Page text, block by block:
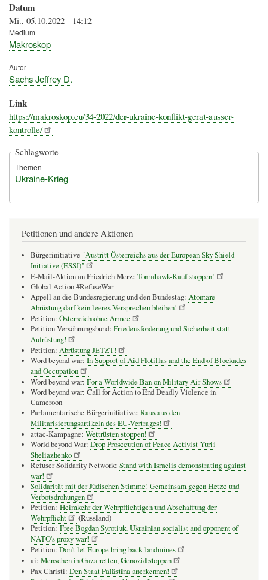
Datum
Mi., 05.10.2022 - 14:12
Medium
Makroskop
Autor
Sachs Jeffrey D.
Link
https://makroskop.eu/34-2022/der-ukraine-konflikt-gerat-ausser-
kontrolle/
Schlagworte
Themen
Ukraine-Krieg
Petitionen und andere Aktionen
Bürgerinitiative "Austritt Österreichs aus der European Sky Shield
Initiative (ESSI)"
E-Mail-Aktion an Friedrich Merz: Tomahawk-Kauf stoppen!
Global Action #RefuseWar
Appell an die Bundesregierung und den Bundestag: Atomare
Abrüstung darf kein leeres Versprechen bleiben!
Petition: Österreich ohne Armee
Petition Versöhnungsbund: Friedensförderung und Sicherheit statt
Aufrüstung!
Petition: Abrüstung JETZT!
Word beyond war: In Support of Aid Flotillas and the End of Blockades
and Occupation
Word beyond war: For a Worldwide Ban on Military Air Shows
Word beyond war: Call for Action to End Deadly Violence in
Cameroon
Parlamentarische Bürgerinitiative: Raus aus den
Militarisierungsartikeln des EU-Vertrages!
attac-Kampagne: Wettrüsten stoppen!
World beyond War: Drop Prosecution of Peace Activist Yurii
Sheliazhenko
Refuser Solidarity Network: Stand with Israelis demonstrating against
war!
Solidarität mit der Jüdischen Stimme! Gemeinsam gegen Hetze und
Verbotsdrohungen
Petition: Heimkehr der Wehrpflichtigen und Abschaffung der
Wehrpflicht
(Russland)
Petition: Free Bogdan Syrotiuk, Ukrainian socialist and opponent of
NATO's proxy war!
Petition: Don’t let Europe bring back landmines
ai: Menschen in Gaza retten, Genozid stoppen
Pax Christi: Den Staat Palästina anerkennen!